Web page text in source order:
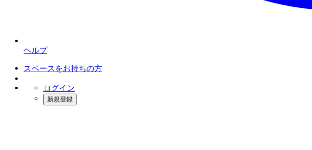
ヘルプ
スペースをお持ちの方
ログイン
新規登録